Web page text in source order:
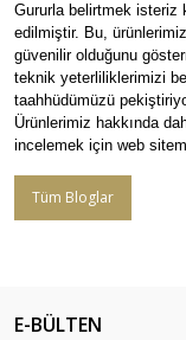
Gururla belirtmek isteriz
edilmiştir. Bu,
güvenilir olduğunu
teknik yeterliliklerimizi
taahhüdümüzü
Ürünlerimiz hakkında
incelemek için web
Tüm Bloglar
E-BÜLTEN